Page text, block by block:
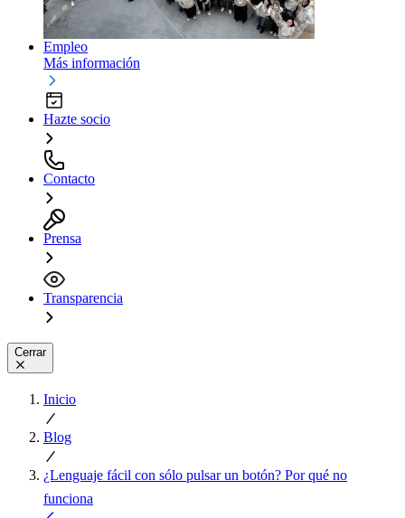
Empleo
Más información
Hazte socio
Contacto
Prensa
Transparencia
Cerrar
Inicio
Blog
¿Lenguaje fácil con sólo pulsar un botón? Por qué no
funciona